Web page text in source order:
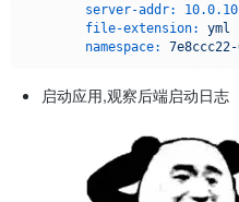
server-addr:
10.0.10
file-extension:
yml
namespace:
启动应用,观察后端启动日志